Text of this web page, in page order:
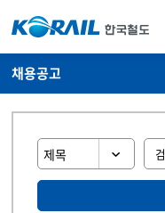
채용공고